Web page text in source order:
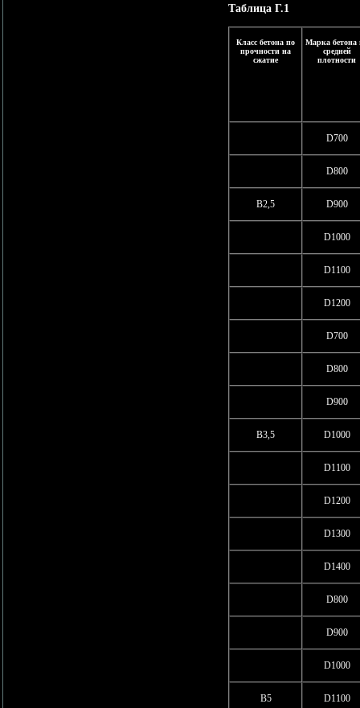
Таблица Г.1
Класс бетона по
прочности на
сжатие
Марка бетона
средней
плотности
D700
D800
В2,5 D900
D1000
D1100
D1200
D700
D800
D900
В3,5 D1000
D1100
D1200
D1300
D1400
D800
D900
D1000
В5 D1100